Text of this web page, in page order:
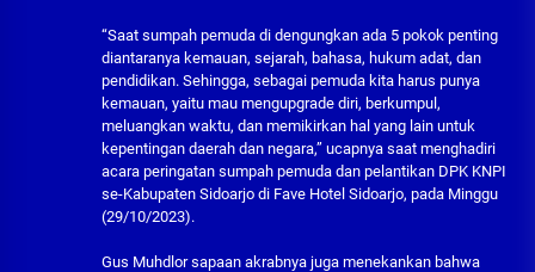
“Saat sumpah pemuda di dengungkan ada 5 pokok penting
diantaranya kemauan, sejarah, bahasa, hukum adat, dan
pendidikan. Sehingga, sebagai pemuda kita harus punya
kemauan, yaitu mau mengupgrade diri, berkumpul,
meluangkan waktu, dan memikirkan hal yang lain untuk
kepentingan daerah dan negara,” ucapnya saat menghadiri
acara peringatan sumpah pemuda dan pelantikan DPK KNPI
se-Kabupaten Sidoarjo di Fave Hotel Sidoarjo, pada Minggu
(29/10/2023).
Gus Muhdlor sapaan akrabnya juga menekankan bahwa